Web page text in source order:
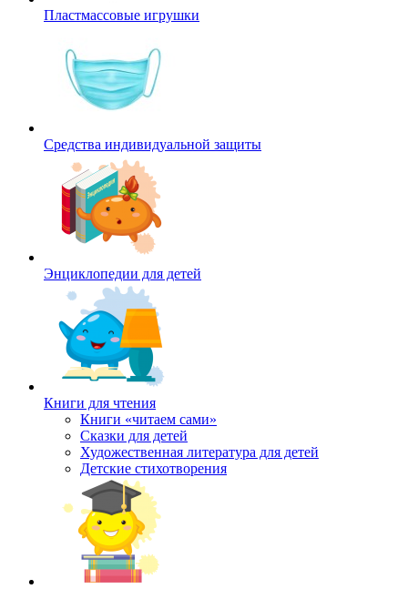
Пластмассовые игрушки
Средства индивидуальной защиты
Энциклопедии для детей
Книги для чтения
Книги «читаем сами»
Сказки для детей
Художественная литература для детей
Детские стихотворения